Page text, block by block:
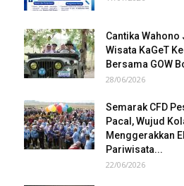
Cantika
Wisata KaGeT
Bersama GOW
28/06/2026
Semarak CFD
Pacal, Wujud
Menggerakkan
Pariwisata...
22/06/2026